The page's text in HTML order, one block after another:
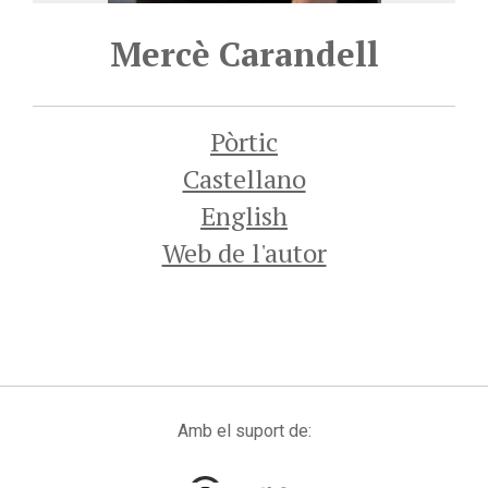
Mercè Carandell
Pòrtic
Castellano
English
Web de l'autor
Amb el suport de: